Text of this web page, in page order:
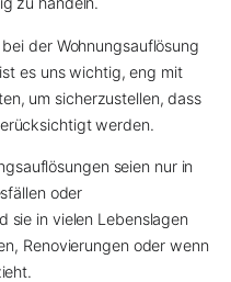
der Wohnungsauflösung
es uns wichtig, eng mit
um sicherzustellen, dass
werden.
seien nur in
oder
sie in vielen Lebenslagen
Renovierungen oder wenn